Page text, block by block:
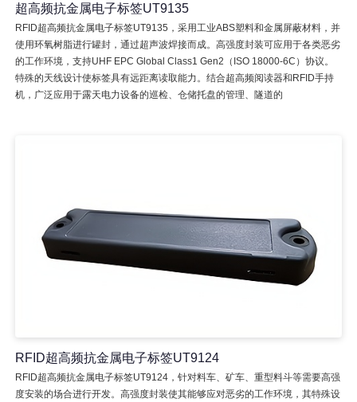
超高频抗金属电子标签UT9135
RFID超高频抗金属电子标签UT9135，采用工业ABS塑料和金属屏蔽材料，并
使用环氧树脂进行罐封，通过超声波焊接而成。高强度封装可应用于各类恶劣
的工作环境，支持UHF EPC Global Class1 Gen2（ISO 18000-6C）协议。
特殊的天线设计使标签具有远距离读取能力。结合超高频阅读器和RFID手持
机，广泛应用于露天电力设备的巡检、仓储托盘的管理、隧道的
RFID超高频抗金属电子标签UT9124
RFID超高频抗金属电子标签UT9124，针对料车、矿车、重型料斗等需要高强
度安装的场合进行开发。高强度封装使其能够应对恶劣的工作环境，其特殊设